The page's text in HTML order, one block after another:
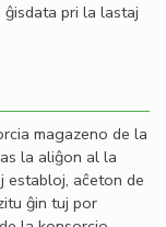
pri la lastaj
magazeno de la
la aliĝon al la
establoj, aĉeton de
ĝin tuj por